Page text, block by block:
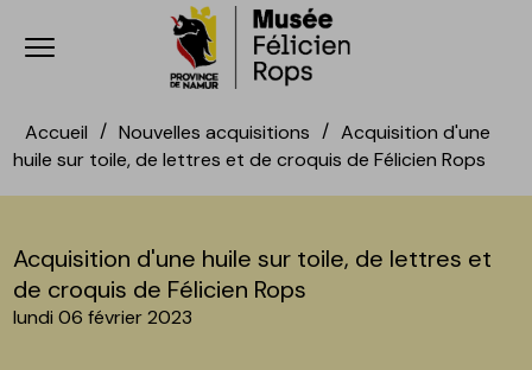
Accèder directement au contenu
Accèder directement au contenu
Ouvrir le menu
Accueil Nouvelles acquisitions
Acquisition d'une
huile sur toile, de lettres et de croquis de Félicien Rops
Acquisition d'une huile sur toile, de lettres et
de croquis de Félicien Rops
lundi 06 février 2023